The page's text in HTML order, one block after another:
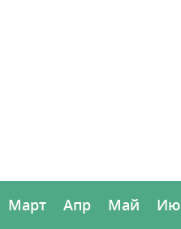
Март Апр Май